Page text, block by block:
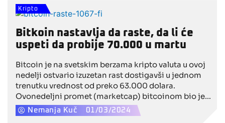
moći da zadrže vlasništvo i privatnost nad svojim
podacima, menjajući način funcionisanja interneta
kao celine.
Kripto
Bitkoin nastavlja da raste, da li će
uspeti da probije 70.000 u martu
Bitcoin je na svetskim berzama kripto valuta u ovoj
nedelji ostvario izuzetan rast dostigavši u jednom
trenutku vrednost od preko 63.000 dolara.
Ovonedeljni promet (marketcap) bitcoinom bio je
mnogo veći od uobičajenog, a u trenutku pisanja
teksta njim se trguje za 62.000 dolara. Prema
Nemanja Kuč 01/03/2024